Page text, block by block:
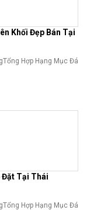
Khối Đẹp Bán Tại
Hợp Hạng Mục Đá
Đặt Tại Thái
Hợp Hạng Mục Đá